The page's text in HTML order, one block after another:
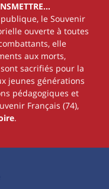
le Souvenir
ouverte à toutes
elle
aux morts,
sacrifiés pour la
jeunes générations
pédagogiques et
Français (74),
.